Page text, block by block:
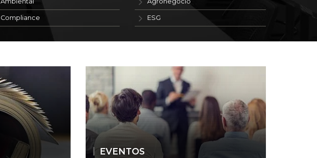
Compliance ESG
EVENTOS